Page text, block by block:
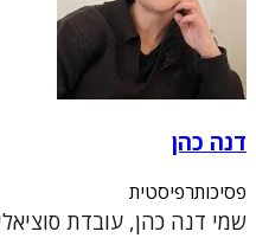
דנה כהן
פסיכותרפיסטית